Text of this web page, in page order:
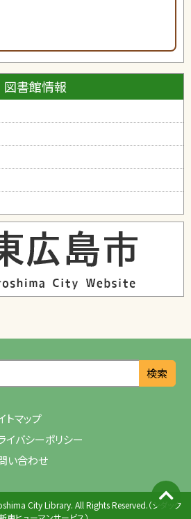
図書館情報
検索
トマップ
イバシーポリシー
い合わせ
City Library. All Rights Reserved.（シダック